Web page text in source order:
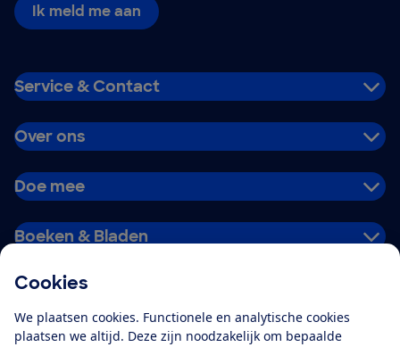
Cookies
We plaatsen cookies. Functionele en analytische cookies
plaatsen we altijd. Deze zijn noodzakelijk om bepaalde
Ik meld me aan
Service & Contact
Over ons
Doe mee
Boeken & Bladen